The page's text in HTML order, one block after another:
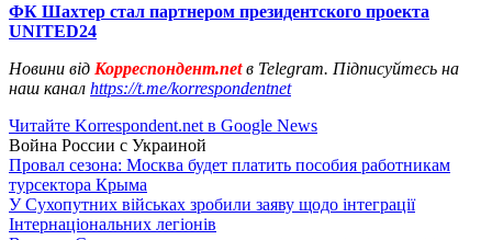
ФК Шахтер стал партнером президентского проекта
UNITED24
Новини від Корреспондент.netв Telegram. Підписуйтесь на
наш канал https://t.me/korrespondentnet
Читайте Korrespondent.net в Google News
Война России с Украиной
Провал сезона: Москва будет платить пособия работникам
турсектора Крыма
У Сухопутних військах зробили заяву щодо інтеграції
Інтернаціональних легіонів